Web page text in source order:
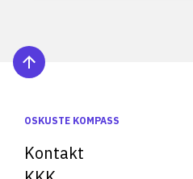
OSKUSTE KOMPASS
Kontakt